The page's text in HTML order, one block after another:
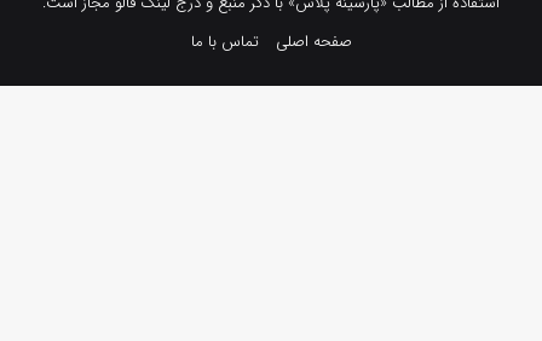
صفحه اصلی
تماس با ما